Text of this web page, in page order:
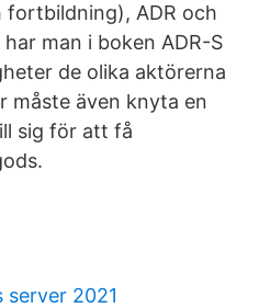
ADR och
man i boken ADR-S
de olika aktörerna
måste även knyta en
sig för att få
2021